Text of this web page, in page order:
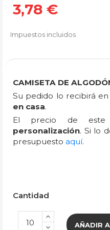
3,78 €
Impuestos incluidos
CAMISETA DE
Su pedido lo recibirá en
en casa.
El precio de este
personalización. Si lo
presupuesto aquí.
Cantidad
AÑADIR